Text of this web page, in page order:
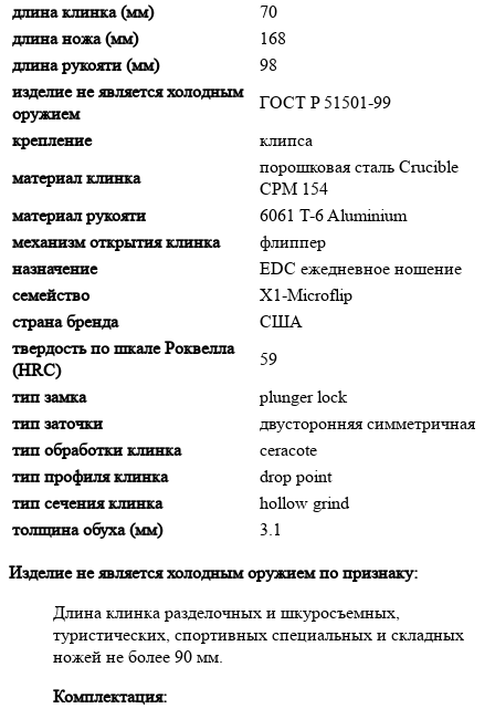
длина клинка (мм)
70
длина ножа (мм)
168
длина рукояти (мм)
98
изделие не является холодным
оружием
ГОСТ P 51501-99
крепление
клипса
материал клинка
порошковая сталь Crucible
CPM 154
материал рукояти
6061 T-6 Aluminium
механизм открытия клинка
флиппер
назначение
EDC ежедневное ношение
семейство
X1-Microflip
страна бренда
США
твердость по шкале Роквелла
(HRC)
59
тип замка
plunger lock
тип заточки
двусторонняя симметричная
тип обработки клинка
ceracote
тип профиля клинка
drop point
тип сечения клинка
hollow grind
толщина обуха (мм)
3.1
Изделие не является холодным оружием по признаку:
Длина клинка разделочных и шкуросъемных,
туристических, спортивных специальных и складных
ножей не более 90 мм.
Комплектация: